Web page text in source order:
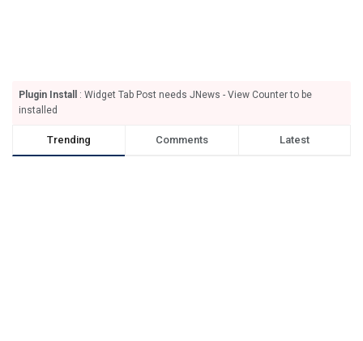
Plugin Install
: Widget Tab Post needs JNews - View Counter to be
installed
Trending Comments Latest